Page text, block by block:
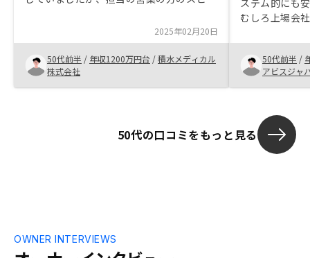
晴らしかった！ 丁寧に説明をしていただ
き理解できた。
2025年02月20日
50代前半 / 年収1200万円台 /積水メディカル
株式会社
ステム的にも
むしろ上場会
余裕があれば
す。老後投資
にも紹介した
すめです。
50代前半 /
アビスジャ
50代の口コミをもっと見る
OWNER INTERVIEWS